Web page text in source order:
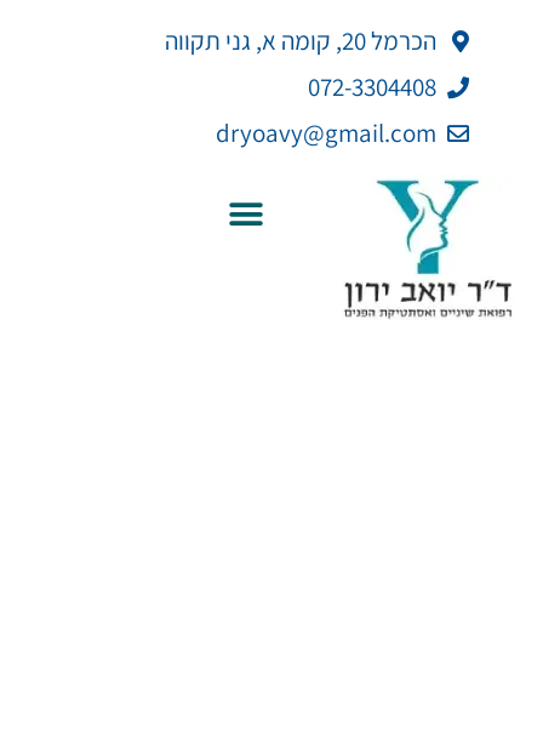
הכרמל 20, קומה א, גני תקווה
072-3304408
dryoavy@gmail.com